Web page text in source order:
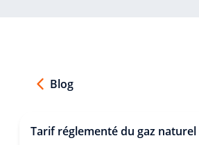
Blog
Tarif réglementé du gaz